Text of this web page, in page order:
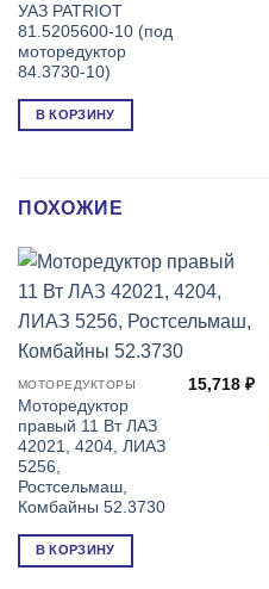
УАЗ PATRIOT
81.5205600-10 (под
моторедуктор
84.3730-10)
В КОРЗИНУ
ПОХОЖИЕ
МОТОРЕДУКТОРЫ
Моторедуктор
правый 11 Вт ЛАЗ
42021, 4204, ЛИАЗ
5256,
Ростсельмаш,
Комбайны 52.3730
15,718₽
В КОРЗИНУ